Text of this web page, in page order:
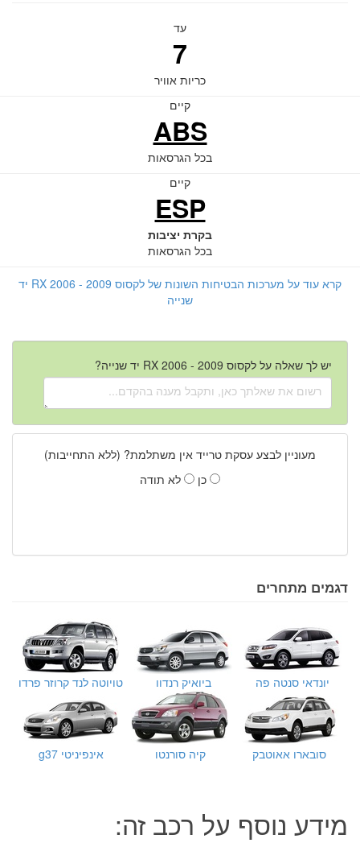
עד
7
כריות אוויר
קיים
ABS
בכל הגרסאות
קיים
ESP
בקרת יציבות
בכל הגרסאות
קרא עוד על מערכות הבטיחות השונות של לקסוס RX 2006 - 2009 יד
שנייה
יש לך שאלה על לקסוס RX 2006 - 2009 יד שנייה?
מעוניין לבצע עסקת טרייד אין משתלמת? (ללא התחייבות)
כן
לא תודה
דגמים מתחרים
יונדאי סנטה פה ביואיק רנדוו טויוטה לנד קרוזר פרדו
סובארו אאוטבק קיה סורנטו אינפיניטי g37
מידע נוסף על רכב זה: